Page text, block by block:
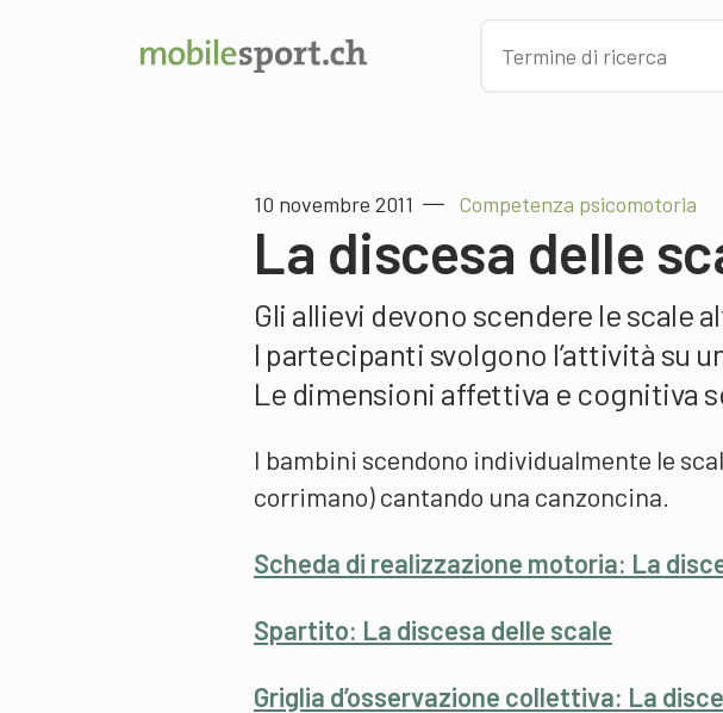
10 novembre 2011 Competenza psicomotoria
La discesa delle
Gli allievi devono scendere le scale
I partecipanti svolgono l’attività su
Le dimensioni affettiva e cognitiva
I bambini scendono individualmente le
corrimano) cantando una canzoncina.
Scheda di realizzazione motoria: La
Spartito: La discesa delle scale
Griglia d’osservazione collettiva: La